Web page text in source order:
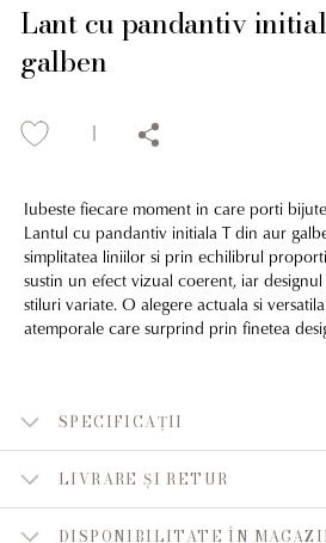
Lant cu pandantiv
galben
Iubeste fiecare moment in care porti
Lantul cu pandantiv initiala T din aur
simplitatea liniilor si prin echilibrul
sustin un efect vizual coerent, iar
stiluri variate. O alegere actuala si
atemporale care surprind prin finetea
SPECIFICAȚII
LIVRARE ȘI RETUR
DISPONIBILITATE ÎN